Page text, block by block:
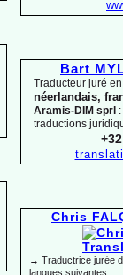
Bart
Traducteur juré en
néerlandais,
Aramis-DIM sprl
traductions
Chris
→ Traductrice jurée
langues suivantes: